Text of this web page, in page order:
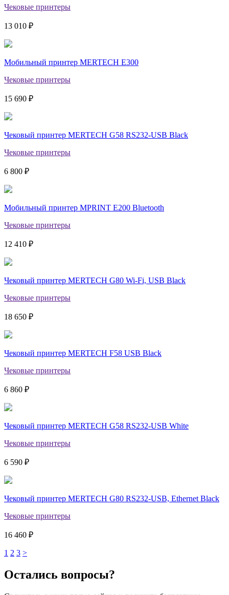
Чековые принтеры
13 010 ₽
Мобильный принтер MERTECH E300
Чековые принтеры
15 690 ₽
Чековый принтер MERTECH G58 RS232-USB Black
Чековые принтеры
6 800 ₽
Мобильный принтер MPRINT E200 Bluetooth
Чековые принтеры
12 410 ₽
Чековый принтер MERTECH G80 Wi-Fi, USB Black
Чековые принтеры
18 650 ₽
Чековый принтер MERTECH F58 USB Black
Чековые принтеры
6 860 ₽
Чековый принтер MERTECH G58 RS232-USB White
Чековые принтеры
6 590 ₽
Чековый принтер MERTECH G80 RS232-USB, Ethernet Black
Чековые принтеры
16 460 ₽
1 2 3 >
Остались вопросы?